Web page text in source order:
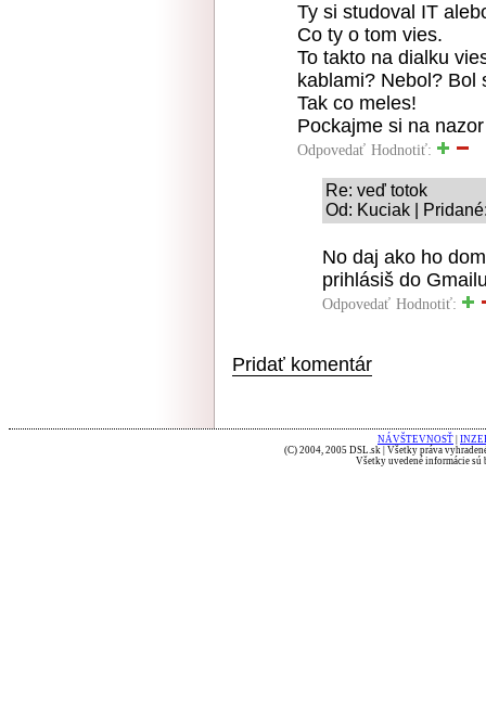
Ty si studoval IT
Co ty o tom vies.
To takto na dialku
kablami? Nebol? Bol
Tak co meles!
Pockajme si na
Odpovedať Hodnotiť:
Re: veď totok
Od: Kuciak |
No daj ako ho
prihlásiš do
Odpovedať Hodnotiť:
Pridať komentár
NÁVŠTEVNOSŤ
(C) 2004, 2005 DSL.sk | Všetky práva
Všetky uvedené informácie sú